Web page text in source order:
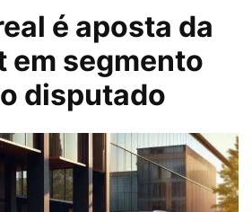
é aposta da
em segmento
disputado